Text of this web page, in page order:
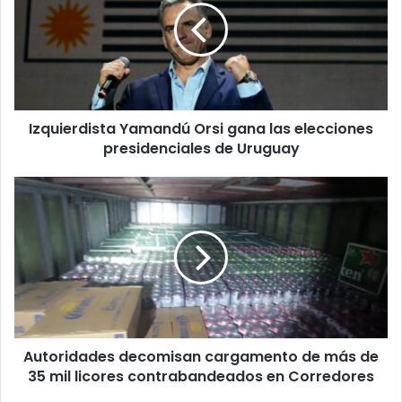
elecciones
Uruguay
Izquierdista Yamandú Orsi gana las elecciones
presidenciales de Uruguay
Autoridades
decomisan
de
35
mil
licores
contrabandeados
Autoridades decomisan cargamento de más de
35 mil licores contrabandeados en Corredores